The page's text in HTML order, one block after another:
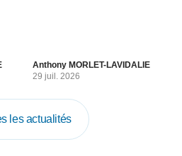
Anthony MORLET-LAVIDALIE
29 juil. 2026
les actualités